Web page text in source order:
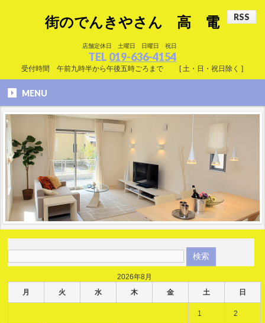
街のでんきやさん 高 電
店舗定休日 土曜日 日曜日 祝日
TEL 019-636-4154
受付時間 午前九時半から午後五時ごろまで [ 土・日・祝日除く ]
MENU
2026年8月
月
火 水 木 金 土 日
1 2
RSS
RSS